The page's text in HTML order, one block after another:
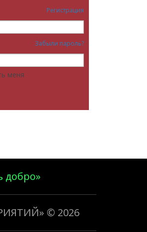
Регистрация
Забыли пароль?
меня
добро»
© 2026